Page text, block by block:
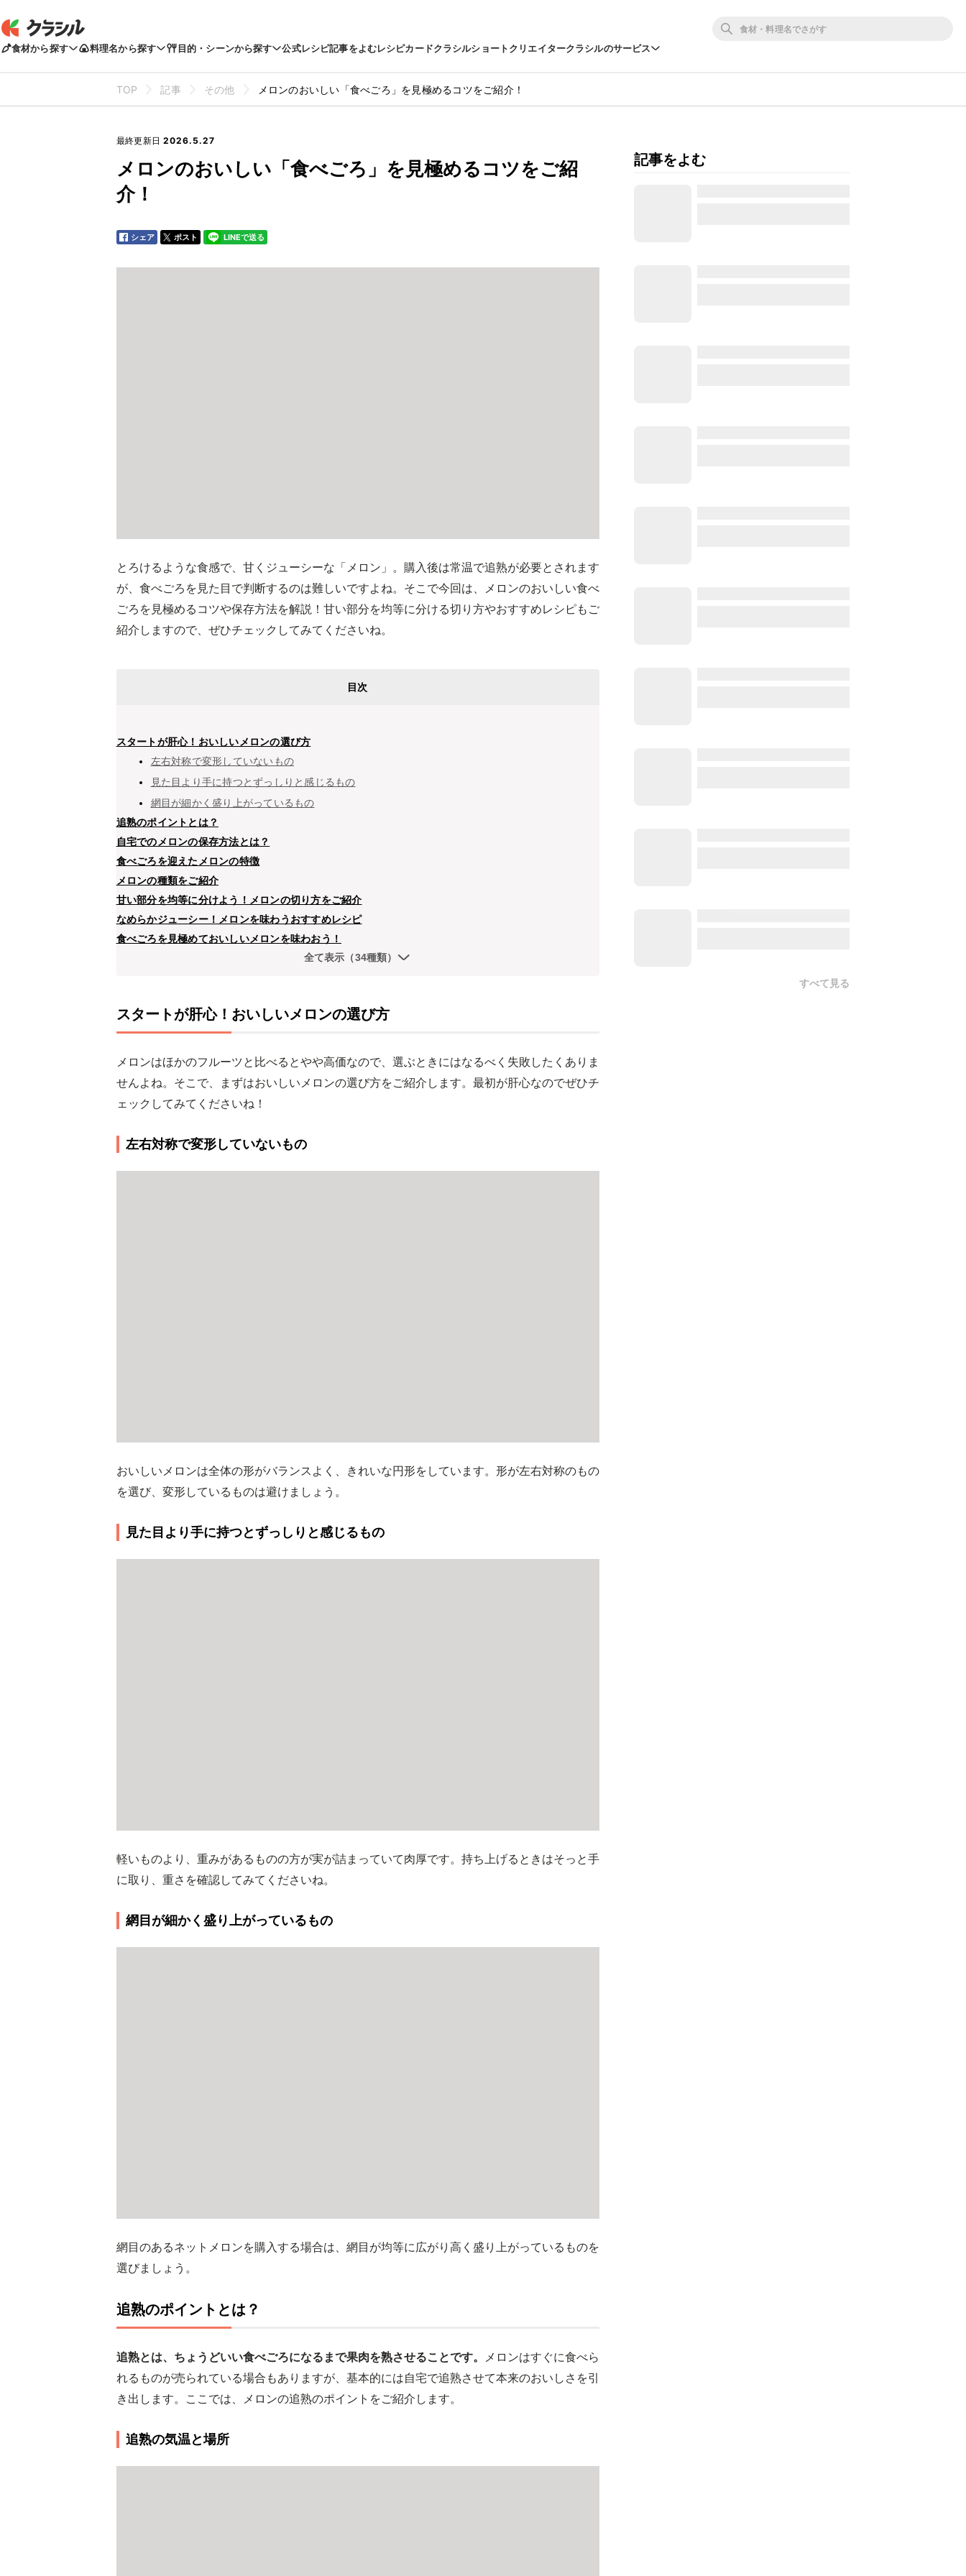
食材から探す 料理名から探す 目的・シーンから探す 公式レシピ記事をよむレシピカードクラシルショートクリエイタークラシルのサービス
TOP 記事 その他 メロンのおいしい「食べごろ」を見極めるコツをご紹介！
最終更新日 2026.5.27
メロンのおいしい「食べごろ」を見極めるコツをご紹
介！
シェア ポスト LINEで送る
とろけるような食感で、甘くジューシーな「メロン」。購入後は常温で追熟が必要とされます
が、食べごろを見た目で判断するのは難しいですよね。そこで今回は、メロンのおいしい食べ
ごろを見極めるコツや保存方法を解説！甘い部分を均等に分ける切り方やおすすめレシピもご
紹介しますので、ぜひチェックしてみてくださいね。
目次
スタートが肝心！おいしいメロンの選び方
左右対称で変形していないもの
見た目より手に持つとずっしりと感じるもの
網目が細かく盛り上がっているもの
追熟のポイントとは？
自宅でのメロンの保存方法とは？
食べごろを迎えたメロンの特徴
メロンの種類をご紹介
甘い部分を均等に分けよう！メロンの切り方をご紹介
なめらかジューシー！メロンを味わうおすすめレシピ
食べごろを見極めておいしいメロンを味わおう！
全て表示（34種類）
スタートが肝心！おいしいメロンの選び方
メロンはほかのフルーツと比べるとやや高価なので、選ぶときにはなるべく失敗したくありま
せんよね。そこで、まずはおいしいメロンの選び方をご紹介します。最初が肝心なのでぜひチ
ェックしてみてくださいね！
左右対称で変形していないもの
おいしいメロンは全体の形がバランスよく、きれいな円形をしています。形が左右対称のもの
を選び、変形しているものは避けましょう。
見た目より手に持つとずっしりと感じるもの
軽いものより、重みがあるものの方が実が詰まっていて肉厚です。持ち上げるときはそっと手
に取り、重さを確認してみてくださいね。
網目が細かく盛り上がっているもの
網目のあるネットメロンを購入する場合は、網目が均等に広がり高く盛り上がっているものを
選びましょう。
追熟のポイントとは？
追熟とは、ちょうどいい食べごろになるまで果肉を熟させることです。 メロンはすぐに食べら
れるものが売られている場合もありますが、基本的には自宅で追熟させて本来のおいしさを引
き出します。ここでは、メロンの追熟のポイントをご紹介します。
追熟の気温と場所
記事をよむ
すべて見る